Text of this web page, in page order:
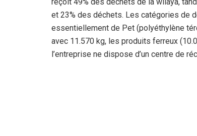
et 23% des déchets. Les catégories de
essentiellement de Pet (polyéthylène
avec 11.570 kg, les produits ferreux
l’entreprise ne dispose d’un centre de